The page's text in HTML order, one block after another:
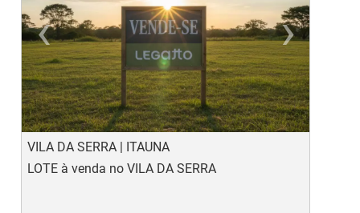
‹
Previous
›
VILA DA SERRA | ITAUNA
LOTE à venda no VILA DA SERRA